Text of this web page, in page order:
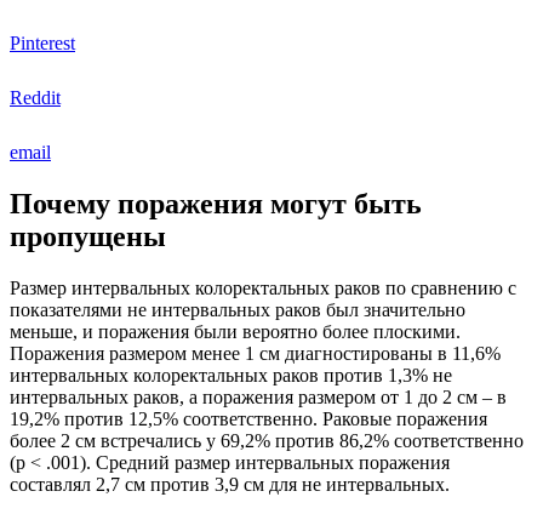
Pinterest
Reddit
email
Почему поражения могут быть
пропущены
Размер интервальных колоректальных раков по сравнению с
показателями не интервальных раков был значительно
меньше, и поражения были вероятно более плоскими.
Поражения размером менее 1 см диагностированы в 11,6%
интервальных колоректальных раков против 1,3% не
интервальных раков, а поражения размером от 1 до 2 см – в
19,2% против 12,5% соответственно. Раковые поражения
более 2 см встречались у 69,2% против 86,2% соответственно
(p < .001). Средний размер интервальных поражения
составлял 2,7 см против 3,9 см для не интервальных.